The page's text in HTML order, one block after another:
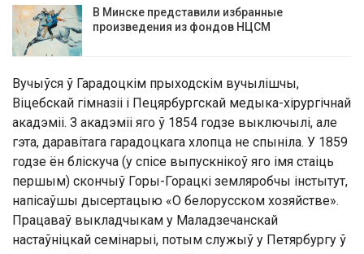
В Минске представили избранные
произведения из фондов НЦСМ
Вучыўся ў Гарадоцкім прыходскім вучылішчы,
Віцебскай гімназіі і Пецярбургскай медыка-хірургічнай
акадэміі. З акадэміі яго ў 1854 годзе выключылі, але
гэта, даравітага гарадоцкага хлопца не спыніла. У 1859
годзе ён бліскуча (у спісе выпускнікоў яго імя стаіць
першым) скончыў Горы-Горацкі земляробчы інстытут,
напісаўшы дысертацыю «О белорусском хозяйстве».
Працаваў выкладчыкам у Маладзечанскай
настаўніцкай семінарыі, потым служыў у Петярбургу ў